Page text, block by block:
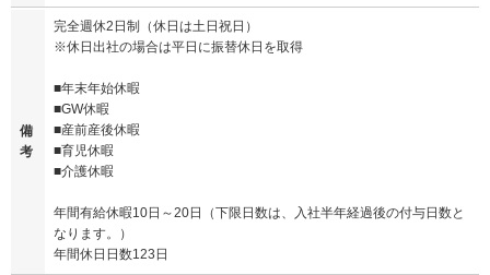
備
考
完全週休2日制（休日は土日祝日）
※休日出社の場合は平日に振替休日を取得
■年末年始休暇
■GW休暇
■産前産後休暇
■育児休暇
■介護休暇
年間有給休暇10日～20日（下限日数は、入社半年経過後の付与日数と
なります。）
年間休日日数123日